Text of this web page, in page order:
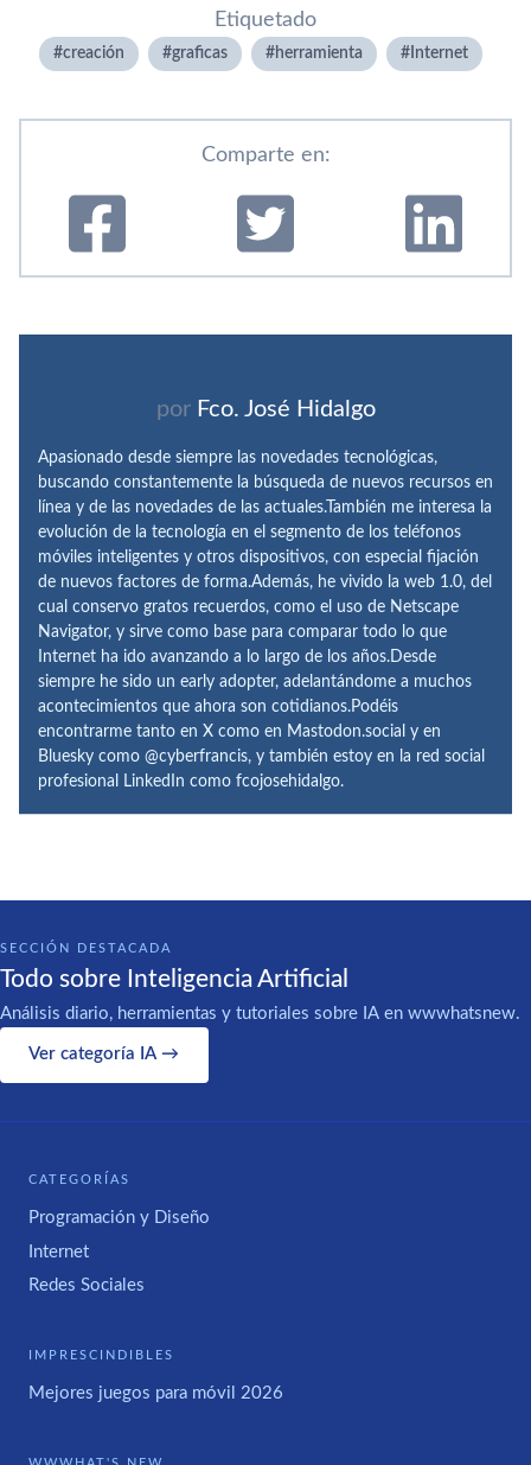
Etiquetado
creación graficas herramienta Internet
Comparte en:
por Fco. José Hidalgo
Apasionado desde siempre las novedades tecnológicas,
buscando constantemente la búsqueda de nuevos recursos en
línea y de las novedades de las actuales.También me interesa la
evolución de la tecnología en el segmento de los teléfonos
móviles inteligentes y otros dispositivos, con especial fijación
de nuevos factores de forma.Además, he vivido la web 1.0, del
cual conservo gratos recuerdos, como el uso de Netscape
Navigator, y sirve como base para comparar todo lo que
Internet ha ido avanzando a lo largo de los años.Desde
siempre he sido un early adopter, adelantándome a muchos
acontecimientos que ahora son cotidianos.Podéis
encontrarme tanto en X como en Mastodon.social y en
Bluesky como @cyberfrancis, y también estoy en la red social
profesional LinkedIn como fcojosehidalgo.
SECCIÓN DESTACADA
Todo sobre Inteligencia Artificial
Análisis diario, herramientas y tutoriales sobre IA en wwwhatsnew.
Ver categoría IA →
CATEGORÍAS
Programación y Diseño
Internet
Redes Sociales
IMPRESCINDIBLES
Mejores juegos para móvil 2026